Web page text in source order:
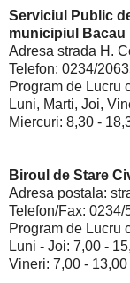
Serviciul Public
municipiul Bacau
Adresa strada H.
Telefon: 0234/
Program de Lucru
Luni, Marti, Joi,
Miercuri: 8,30 -
Biroul de Stare
Adresa postala:
Telefon/Fax: 0234/
Program de Lucru
Luni - Joi: 7,00 -
Vineri: 7,00 - 13,00